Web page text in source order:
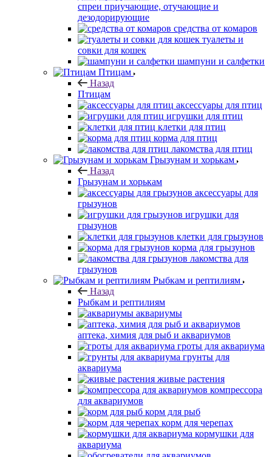
спреи приучающие, отучающие и
дезодорирующие
средства от комаров
туалеты и
совки для кошек
шампуни и салфетки
Птицам
Назад
Птицам
аксессуары для птиц
игрушки для птиц
клетки для птиц
корма для птиц
лакомства для птиц
Грызунам и хорькам
Назад
Грызунам и хорькам
аксессуары для
грызунов
игрушки для
грызунов
клетки для грызунов
корма для грызунов
лакомства для
грызунов
Рыбкам и рептилиям
Назад
Рыбкам и рептилиям
аквариумы
аптека, химия для рыб и аквариумов
гроты для аквариума
грунты для
аквариума
живые растения
компрессора
для аквариумов
корм для рыб
корм для черепах
кормушки для
аквариума